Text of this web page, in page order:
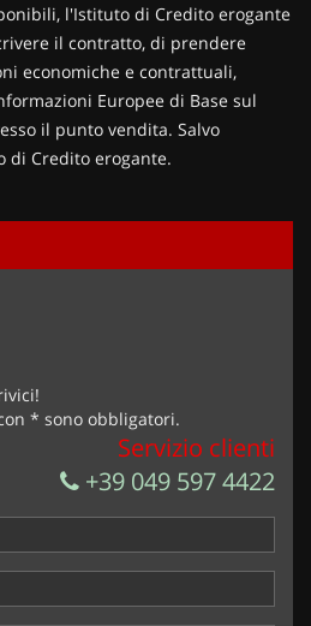
privacy*
dei miei dati per finalità di
tua richiesta
l'Istituto di Credito erogante
il contratto, di prendere
economiche e contrattuali,
Europee di Base sul
il punto vendita. Salvo
di Credito erogante.
* sono obbligatori.
Servizio clienti
+39 049 597 4422